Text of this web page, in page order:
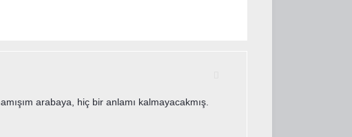
arabaya, hiç bir anlamı kalmayacakmış.